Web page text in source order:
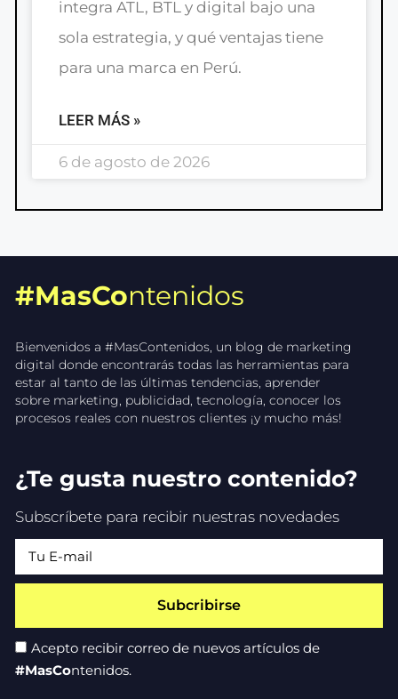
integra ATL, BTL y digital bajo una
sola estrategia, y qué ventajas tiene
para una marca en Perú.
LEER MÁS »
6 de agosto de 2026
#MasContenidos
Bienvenidos a #MasContenidos, un blog de marketing
digital donde encontrarás todas las herramientas para
estar al tanto de las últimas tendencias, aprender
sobre marketing, publicidad, tecnología, conocer los
procesos reales con nuestros clientes ¡y mucho más!
¿Te gusta nuestro contenido?
Subscríbete para recibir nuestras novedades
Acepto recibir correo de nuevos artículos de
#MasContenidos.
Subcribirse